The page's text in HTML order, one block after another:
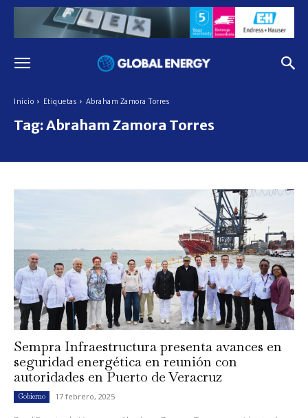
Inicio Etiquetas Abraham Zamora Torres
Tag: Abraham Zamora Torres
Sempra Infraestructura presenta avances en
seguridad energética en reunión con
autoridades en Puerto de Veracruz
Gobierno 17 febrero, 2025